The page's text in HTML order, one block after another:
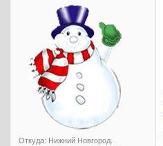
Откуда: Нижний Новгород.